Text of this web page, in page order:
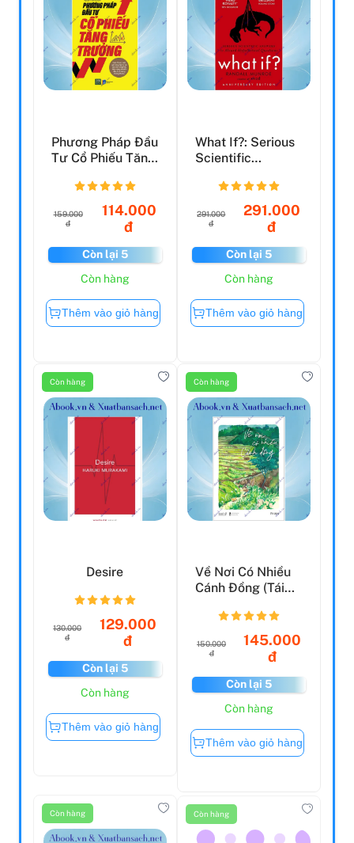
Còn hàng
Phương Pháp Đầu
Tư Cổ Phiếu Tăng
Trưởng
114.000
Còn hàng
Thêm vào giỏ hàng
Còn hàng
What If?: Serious
Scientific
Answers To
Absurd Hyp...
291.000
Còn hàng
Thêm vào giỏ hàng
Còn hàng
Desire
130.000
129.000
Còn hàng
Thêm vào giỏ hàng
Còn hàng
Về Nơi Có Nhiều
Cánh Đồng (Tái
Bản 2023)
150.000
145.000
Còn hàng